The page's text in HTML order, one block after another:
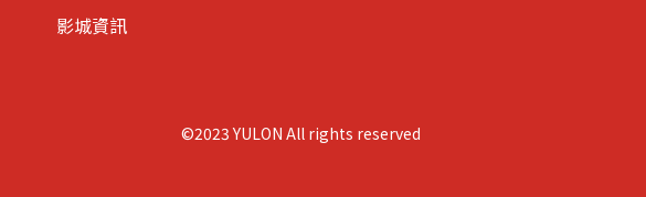
影城資訊
©2023 YULON All rights reserved